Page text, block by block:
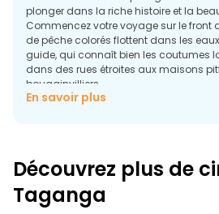
plonger dans la riche histoire et la
Commencez votre voyage sur le front
de pêche colorés flottent dans les
guide, qui connaît bien les coutumes
dans des rues étroites aux maisons
bougainvilliers.
proposent des fruits de mer frais et des
plongez-vous dans l'atmosphère de
Aucune visite à Taganga ne serait
En savoir plus
Découvrez plus de
Taganga